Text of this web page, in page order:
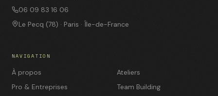
06 09 83 16 06
Le Pecq (78) · Paris · Île-de-France
NAVIGATION
À propos
Ateliers
Pro & Entreprises
Team Building